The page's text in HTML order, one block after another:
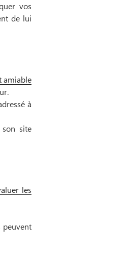
vos
de lui
amiable
à
son site
les
peuvent